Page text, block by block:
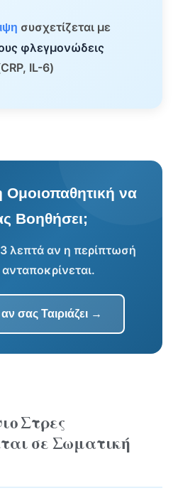
συσχετίζεται με
φλεγμονώδεις
IL-6)
Ομοιοπαθητική να
Βοηθήσει;
λεπτά αν η περίπτωσή
αν σας Ταιριάζει →
Στρες
σε Σωματική